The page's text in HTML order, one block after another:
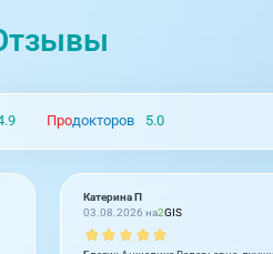
Продокторов 5.0
Катерина П
03.08.2026 на2GIS